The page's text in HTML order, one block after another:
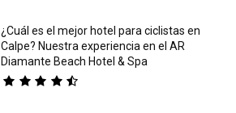
¿Cuál es el mejor hotel para ciclistas en
Calpe? Nuestra experiencia en el AR
Diamante Beach Hotel & Spa